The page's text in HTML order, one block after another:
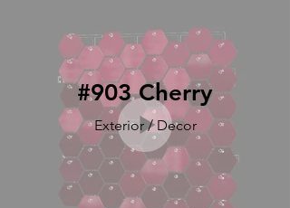
#903 Cherry
Exterior / Decor